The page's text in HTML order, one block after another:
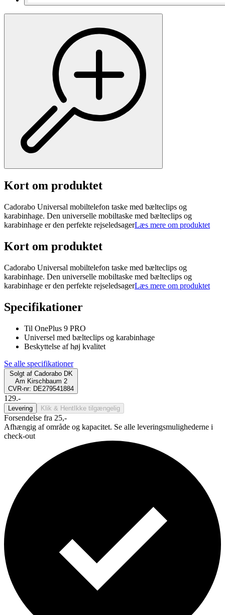
Kort om produktet
Cadorabo Universal mobiltelefon taske med bælteclips og
karabinhage. Den universelle mobiltaske med bælteclips og
karabinhage er den perfekte rejseledsagerLæs mere om produktet
Kort om produktet
Cadorabo Universal mobiltelefon taske med bælteclips og
karabinhage. Den universelle mobiltaske med bælteclips og
karabinhage er den perfekte rejseledsagerLæs mere om produktet
Specifikationer
Til OnePlus 9 PRO
Universel med bælteclips og karabinhage
Beskyttelse af høj kvalitet
Se alle specifikationer
Solgt af Cadorabo DK
Am Kirschbaum 2
CVR-nr: DE279541884
129.-
Levering Klik & Hent Ikke tilgængelig
Forsendelse fra 25,-
Afhængig af område og kapacitet. Se alle leveringsmulighederne i
check-out